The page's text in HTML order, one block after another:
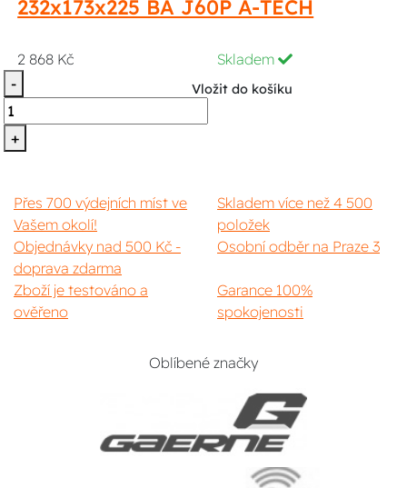
232x173x225 BA J60P A-TECH
2 868 Kč
Skladem
-
+
Vložit do košíku
Přes 700 výdejních míst ve
Vašem okolí!
Skladem více než 4 500
položek
Objednávky nad 500 Kč -
doprava zdarma
Osobní odběr na Praze 3
Zboží je testováno a
ověřeno
Garance 100%
spokojenosti
Oblíbené značky